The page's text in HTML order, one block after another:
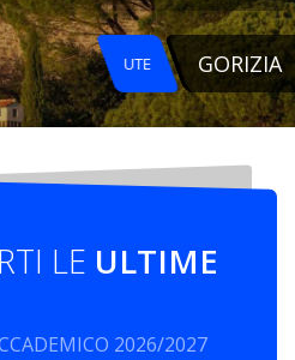
GORIZIA
UTE
LE ULTIME
2026/2027